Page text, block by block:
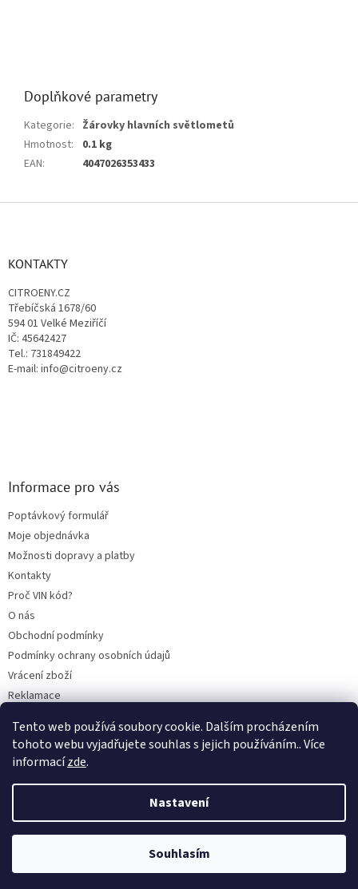
Tento web používá soubory cookie. Dalším procházením
tohoto webu vyjadřujete souhlas s jejich používáním.. Více
informacízde.
Nastavení
Souhlasím
Doplňkové parametry
Kategorie: Žárovky hlavních světlometů
Hmotnost:
0.1 kg
EAN: 4047026353433
KONTAKTY
CITROENY.CZ
Třebíčská 1678/60
594 01 Velké Meziříčí
IČ: 45642427
Tel.: 731849422
E-mail: info@citroeny.cz
Informace pro vás
Poptávkový formulář
Moje objednávka
Možnosti dopravy a platby
Kontakty
Proč VIN kód?
O nás
Obchodní podmínky
Podmínky ochrany osobních údajů
Vrácení zboží
Reklamace
BLOG
Vytvořil Shoptet
CITROENY.CZ. Všechna práva vyhrazena.